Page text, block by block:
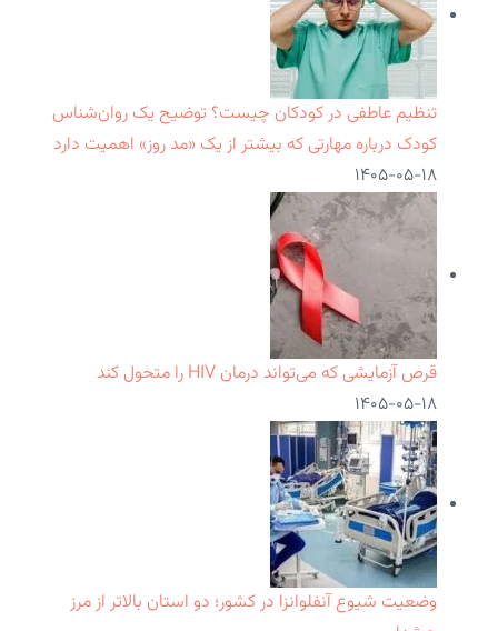
تنظیم عاطفی در کودکان چیست؟ توضیح یک روان‌شناس
کودک درباره مهارتی که بیشتر از یک «مد روز» اهمیت دارد
۱۴۰۵-۰۵-۱۸
قرص آزمایشی که می‌تواند درمان HIV را متحول کند
۱۴۰۵-۰۵-۱۸
وضعیت شیوع آنفلوانزا در کشور؛ دو استان بالاتر از مرز